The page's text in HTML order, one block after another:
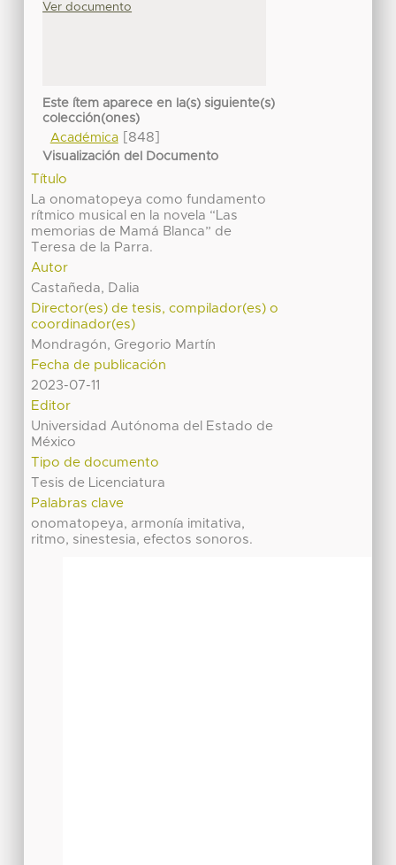
Ver documento
Este ítem aparece en la(s) siguiente(s)
colección(ones)
Académica[848]
Visualización del Documento
Título
La onomatopeya como fundamento
rítmico musical en la novela “Las
memorias de Mamá Blanca” de
Teresa de la Parra.
Autor
Castañeda, Dalia
Director(es) de tesis, compilador(es) o
coordinador(es)
Mondragón, Gregorio Martín
Fecha de publicación
2023-07-11
Editor
Universidad Autónoma del Estado de
México
Tipo de documento
Tesis de Licenciatura
Palabras clave
onomatopeya, armonía imitativa,
ritmo, sinestesia, efectos sonoros.